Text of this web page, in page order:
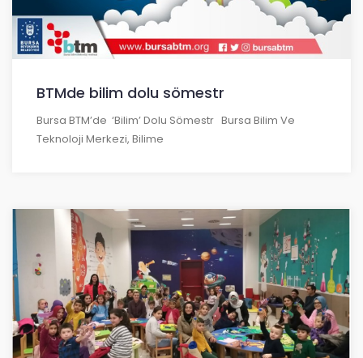
BTMde bilim dolu sömestr
Bursa BTM’de ‘bilim’ Dolu Sömestr Bursa Bilim Ve
Teknoloji Merkezi, Bilime